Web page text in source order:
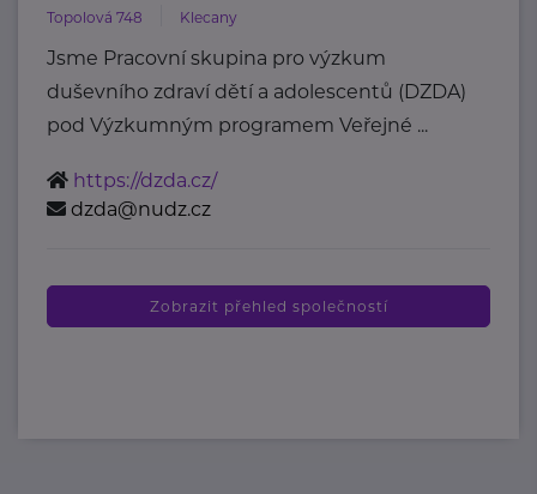
Topolová 748 Klecany
Jsme Pracovní skupina pro výzkum
duševního zdraví dětí a adolescentů (DZDA)
pod Výzkumným programem Veřejné ...
https://dzda.cz/
dzda@nudz.cz
Zobrazit přehled společností